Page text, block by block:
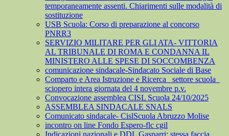
temporaneamente assenti. Chiarimenti sulle modalità di
sostituzione
USB Scuola: Corso di preparazione al concorso
PNRR3
SERVIZIO MILITARE PER GLI ATA- VITTORIA
AL TRIBUNALE DI ROMA E CONDANNA IL
MINISTERO ALLE SPESE DI SOCCOMBENZA
comunicazione sindacale-Sindacato Sociale di Base
Comparto e Area Istruzione e Ricerca_ settore scuola_
sciopero intera giornata del 4 novembre p.v.
Convocazione assemblea CISL Scuola 24/10/2025
ASSEMBLEA SINDACALE SNALS
Comunicato sindacale- CislScuola Abruzzo Molise
incontro on line Fondo Espero-flc cgil